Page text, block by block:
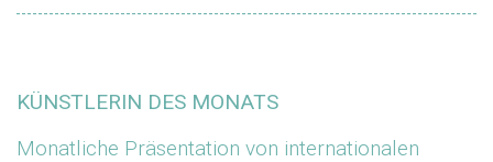
KÜNSTLERIN DES MONATS
Monatliche Präsentation von internationalen